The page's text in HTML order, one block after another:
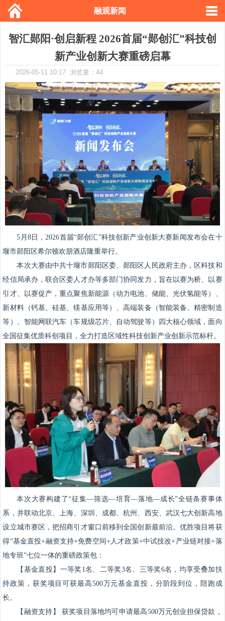
融观新闻
智汇郧阳·创启新程 2026首届“郧创汇”科技创
新产业创新大赛重磅启幕
2026-05-11 10:17 浏览量：44
5月8日，2026首届“郧创汇”科技创新产业创新大赛新闻发布会在十
堰市郧阳区希尔顿欢朋酒店隆重举行。
本次大赛由中共十堰市郧阳区委、郧阳区人民政府主办，区科技和
经信局承办，联合区委人才办等多部门协同发力，旨在以赛为桥、以赛
引才、以赛促产，重点聚焦新能源 （动力电池、储能、光伏氢能等）、
新材料（钙基、硅基、镁基应用等）、高端装备 （智能装备、精密制造
等）、 智能网联汽车 （车规级芯片、自动驾驶等）四大核心领域，面向
全国征集优质科创项目，全力打造区域性科技创新产业创新示范标杆。
本次大赛构建了“征集—筛选—培育—落地—成长”全链条赛事体
系，并联动北京、上海、深圳、成都、杭州、西安、武汉七大创新高地
设立城市赛区，把招商引才窗口前移到全国创新最前沿。优胜项目将获
得“基金直投+融资支持+免费空间+人才政策+中试技改+产业链对接+落
地专班”七位一体的重磅政策包：
【基金直投】一等奖1名、二等奖3名、三等奖6名，均享受叠加扶
持政策，获奖项目可获最高500万元基金直投，分阶段到位，陪跑成
长。
【融资支持】 获奖项目落地均可申请最高500万元创业担保贷款，